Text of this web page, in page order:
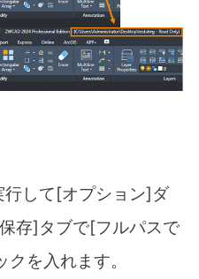
行して[オプション]ダ
存]タブで[フルパスで
を入れます。